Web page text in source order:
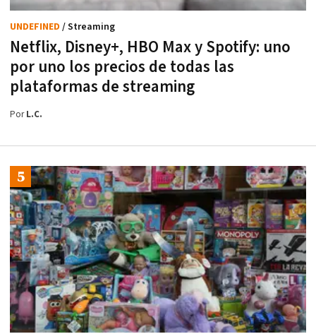
Netflix, Disney+, HBO Max y Spotify: uno
por uno los precios de todas las
plataformas de streaming
UNDEFINED / Streaming
PorL.C.